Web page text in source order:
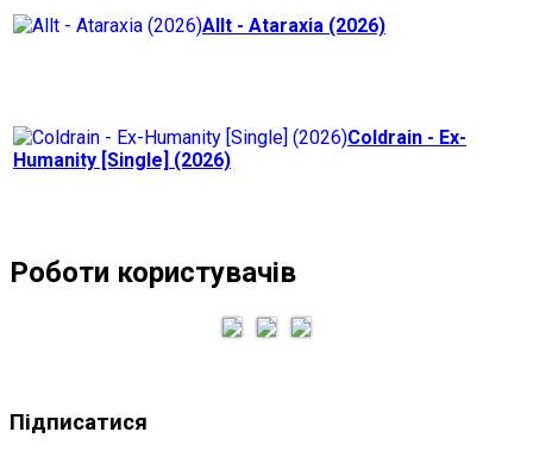
Allt - Ataraxia (2026)
Coldrain - Ex-
Humanity [Single] (2026)
Роботи користувачів
Підписатися